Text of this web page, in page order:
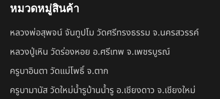
หมวดหมู่สินค้า
หลวงพ่อสุพจน์ จันทูปโม วัดศรีทรงธรรม จ.นครสวรรค์
หลวงปู่เหิน วัดร่องหอย อ.ศรีเทพ จ.เพชรบูรณ์
ครูบาอินตา วัดแม่โพธิ์ จ.ตาก
ครูบามานัส วัดใหม่น้ำรูบ้านน้ำรู อ.เชียงดาว จ.เชียงใหม่